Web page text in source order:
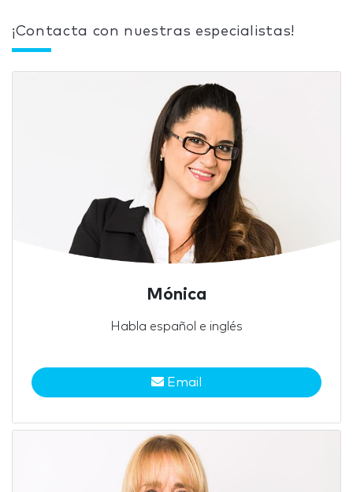
¡Contacta con nuestras especialistas!
Mónica
Habla español e inglés
Email